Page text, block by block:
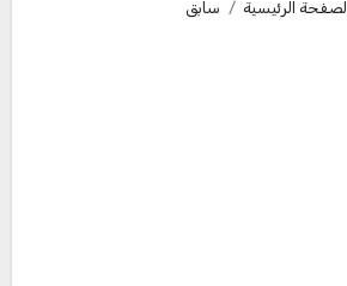
الصفحة الرئيسية سابق